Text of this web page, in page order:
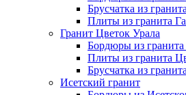
Брусчатка из
Плиты из гранита
Гранит Цветок Урала
Бордюры из
Плиты из гранита
Брусчатка из
Исетский гранит